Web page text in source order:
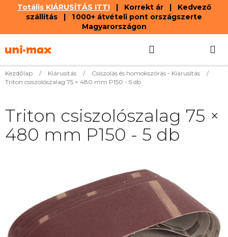
Totális KIÁRUSÍTÁS ITT!| Korrekt ár | Kedvező
szállítás | 1 000+ átvételi pont országszerte
Magyarországon
tartalomhoz
KOSÁR
Kezdőlap / Kiárusítás / Csiszolás és homokszórás - Kiárusítás
/
Triton csiszolószalag 75 × 480 mm P150 - 5 db
Triton csiszolószalag 75 ×
480 mm P150 - 5 db